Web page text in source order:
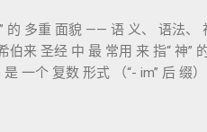
众人”）； 犹6、彼后2:4 关于“
禁之所，贴近以诺传统语境。
19）与《比喻之书》的“人子”母
助理解耶稣的审判比喻与《启
一个 复数 形式 （“- im” 后 缀
来 圣经 中 Elohim 的 主要 用法